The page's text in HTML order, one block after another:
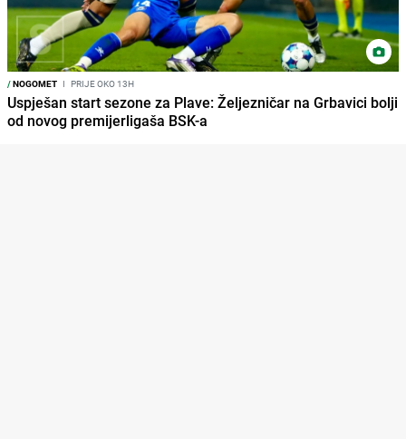
/NOGOMET I PRIJE OKO 13H
Uspješan start sezone za Plave: Željezničar na Grbavici bolji
od novog premijerligaša BSK-a